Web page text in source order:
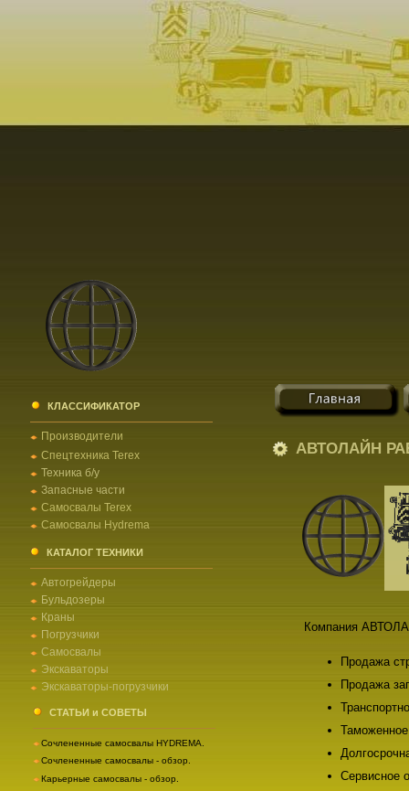
КЛАССИФИКАТОР
Производители
Спецтехника Terex
Техника б/у
Запасные части
Самосвалы Terex
Самосвалы Hydrema
КАТАЛОГ ТЕХНИКИ
Автогрейдеры
Бульдозеры
Краны
Погрузчики
Самосвалы
Экскаваторы
Экскаваторы-погрузчики
СТАТЬИ и СОВЕТЫ
Сочлененные самосвалы HYDREMA.
Сочлененные самосвалы - обзор.
Карьерные самосвалы - обзор.
АВТОЛАЙН
Компания
Продажа
Продажа
Сервисное